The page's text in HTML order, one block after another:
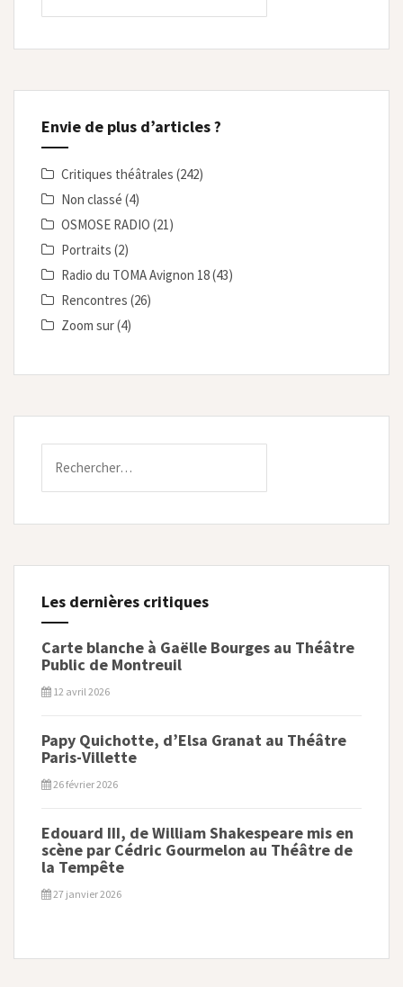
Envie de plus d’articles ?
Critiques théâtrales (242)
Non classé (4)
OSMOSE RADIO (21)
Portraits (2)
Radio du TOMA Avignon 18(43)
Rencontres (26)
Zoom sur(4)
Les dernières critiques
Carte blanche à Gaëlle Bourges au Théâtre
Public de Montreuil
12 avril 2026
Papy Quichotte, d’Elsa Granat au Théâtre
Paris-Villette
26 février 2026
Edouard III, de William Shakespeare mis en
scène par Cédric Gourmelon au Théâtre de
la Tempête
27 janvier 2026